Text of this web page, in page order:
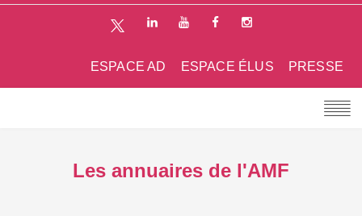
PRESSE
ESPACE ÉLUS
ESPACE AD
Les annuaires de l'AMF